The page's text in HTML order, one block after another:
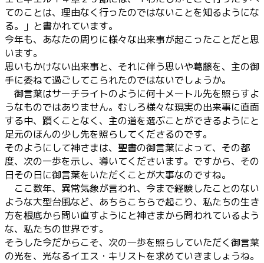
てのことは、理由なく行ったのではないことを知るようにな
る。」と書かれています。
今年も、あなたの周りに様々な出来事が起こったことだと思
います。
思いもかけない出来事と、それに伴う思いや葛藤を、主の御
手に委ねて過ごしてこられたのではないでしょうか。
御言葉はサーチライトのように何十メートル先を照らすよ
うなものではありません。むしろ様々な現実の出来事に直面
する中、躓くことなく、主の道を選ぶことができるようにと
足元のほんの少し先を照らしてくださるのです。
そのようにして神さまは、聖書の御言葉によって、その都
度、次の一歩を示し、導いてくださいます。ですから、その
日その日に御言葉をいただくことが大事なのですね。
ここ数年、異常気象が言われ、今まで経験したことのない
ような大型台風など、あちらこちらで起こり、私たちの生き
方を根底から問い直すようにと神さまから問われているよう
な、私たちの世界です。
そうした今だからこそ、次の一歩を照らしていただく御言葉
の光を、光なるイエス・キリストを求めていきましょうね。